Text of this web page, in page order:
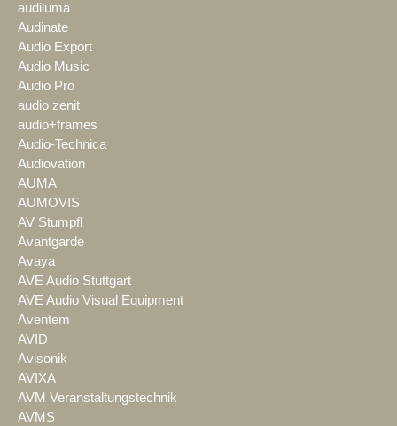
audiluma
Audinate
Audio Export
Audio Music
Audio Pro
audio zenit
audio+frames
Audio-Technica
Audiovation
AUMA
AUMOVIS
AV Stumpfl
Avantgarde
Avaya
AVE Audio Stuttgart
AVE Audio Visual Equipment
Aventem
AVID
Avisonik
AVIXA
AVM Veranstaltungstechnik
AVMS